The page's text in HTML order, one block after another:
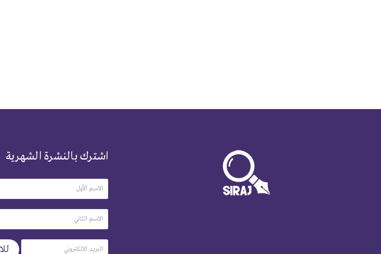
اشترك بالنشرة الشهرية